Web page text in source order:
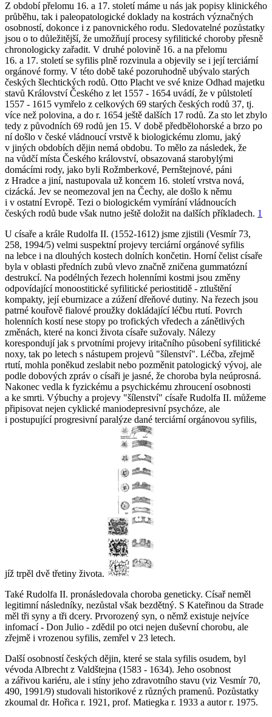
Z období přelomu 16. a 17. století máme u nás jak popisy klinického
průběhu, tak i paleopatologické doklady na kostrách význačných
osobností, dokonce i z panovnického rodu. Sledovatelné pozůstatky
jsou o to důležitější, že umožňují procesy syfilitické choroby přesně
chronologicky zařadit. V druhé polovině 16. a na přelomu
16. a 17. století se syfilis plně rozvinula a objevily se i její terciární
orgánové formy. V této době také pozoruhodně ubývalo starých
českých šlechtických rodů. Otto Placht ve své knize Odhad majetku
stavů Království Českého z let 1557 - 1654 uvádí, že v půlstoletí
1557 - 1615 vymřelo z celkových 69 starých českých rodů 37, tj.
více než polovina, a do r. 1654 ještě dalších 17 rodů. Za sto let zbylo
tedy z původních 69 rodů jen 15. V době předbělohorské a brzo po
ní došlo v české vládnoucí vrstvě k biologickému zlomu, jaký
v jiných obdobích dějin nemá obdobu. To mělo za následek, že
na vůdčí místa Českého království, obsazovaná starobylými
domácími rody, jako byli Rožmberkové, Pernštejnové, páni
z Hradce a jiní, nastupovala už koncem 16. století vrstva nová,
cizácká. Jev se neomezoval jen na Čechy, ale došlo k němu
i v ostatní Evropě. Tezi o biologickém vymírání vládnoucích
českých rodů bude však nutno ještě doložit na dalších příkladech. 1
U císaře a krále Rudolfa II. (1552-1612) jsme zjistili (Vesmír 73,
258, 1994/5) velmi suspektní projevy terciární orgánové syfilis
na lebce i na dlouhých kostech dolních končetin. Horní čelist císaře
byla v oblasti předních zubů vlevo značně zničena gummatózní
destrukcí. Na podélných řezech holenními kostmi jsou změny
odpovídající monoostitické syfilitické periostitidě - ztluštění
kompakty, její eburnizace a zúžení dřeňové dutiny. Na řezech jsou
patrné kouřově fialové proužky dokládající léčbu rtutí. Povrch
holenních kostí nese stopy po trofických vředech a zánětlivých
změnách, které na konci života císaře sužovaly. Nálezy
korespondují jak s prvotními projevy iritačního působení syfilitické
noxy, tak po letech s nástupem projevů "šílenství". Léčba, zřejmě
rtutí, mohla poněkud zeslabit nebo pozměnit patologický vývoj, ale
podle dobových zpráv o císaři je jasné, že choroba byla neúprosná.
Nakonec vedla k fyzickému a psychickému zhroucení osobnosti
a ke smrti. Výbuchy a projevy "šílenství" císaře Rudolfa II. můžeme
připisovat nejen cyklické maniodepresivní psychóze, ale
i postupující progresivní paralýze dané terciární orgánovou syfilis,
jíž trpěl dvě třetiny života.
Také Rudolfa II. pronásledovala choroba geneticky. Císař neměl
legitimní následníky, nezůstal však bezdětný. S Kateřinou da Strade
měl tři syny a tři dcery. Prvorozený syn, o němž existuje nejvíce
infomací - Don Julio - zdědil po otci nejen duševní chorobu, ale
zřejmě i vrozenou syfilis, zemřel v 23 letech.
Další osobností českých dějin, které se stala syfilis osudem, byl
vévoda Albrecht z Valdštejna (1583 - 1634). Jeho osobnost
a zářivou kariéru, ale i stíny jeho zdravotního stavu (viz Vesmír 70,
490, 1991/9) studovali historikové z různých pramenů. Pozůstatky
zkoumal dr. Hořica r. 1921, prof. Matiegka r. 1933 a autor r. 1975.